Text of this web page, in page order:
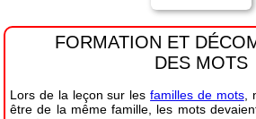
FORMATION ET
DES MOTS
Lors de la leçon sur lesfamilles de mots,
être de la même famille, les mots